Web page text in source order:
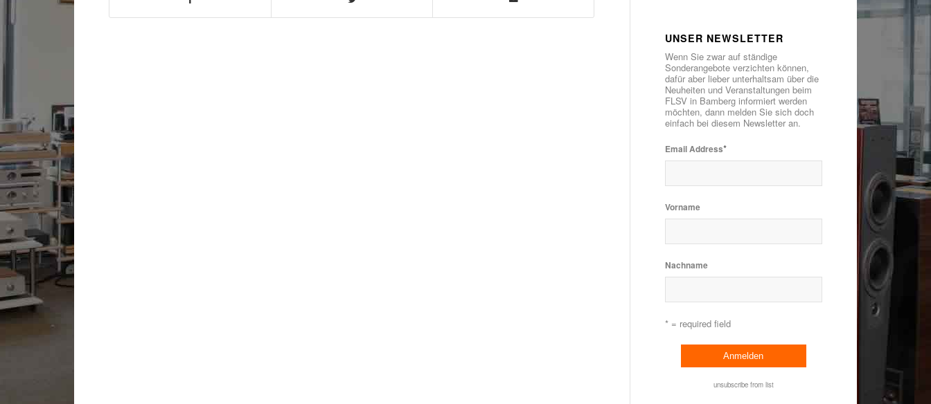
UNSER NEWSLETTER
Wenn Sie zwar auf ständige
Sonderangebote verzichten können,
dafür aber lieber unterhaltsam über die
Neuheiten und Veranstaltungen beim
FLSV in Bamberg informiert werden
möchten, dann melden Sie sich doch
einfach bei diesem Newsletter an.
Email Address*
Vorname
Nachname
* = required field
unsubscribe from list